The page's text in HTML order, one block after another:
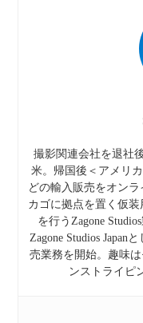
撮影関連会社を退社
米。帰国後＜アメリ
どの輸入販売をオン
カゴに拠点を置く仮
を行うZagone
Zagone Studios Japan
売業務を開始。趣味
ンストライピ